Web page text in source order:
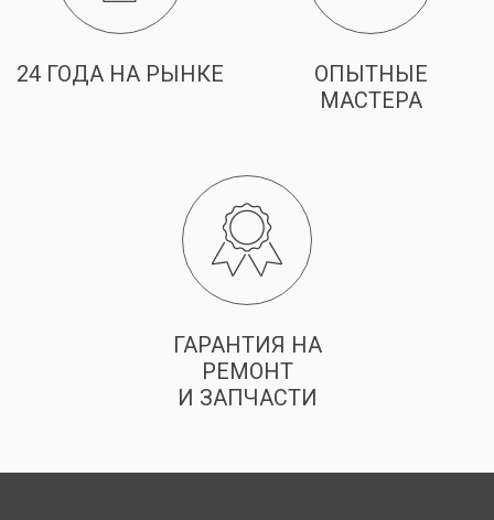
24 ГОДА НА РЫНКЕ
ОПЫТНЫЕ
МАСТЕРА
ГАРАНТИЯ НА
РЕМОНТ
И ЗАПЧАСТИ